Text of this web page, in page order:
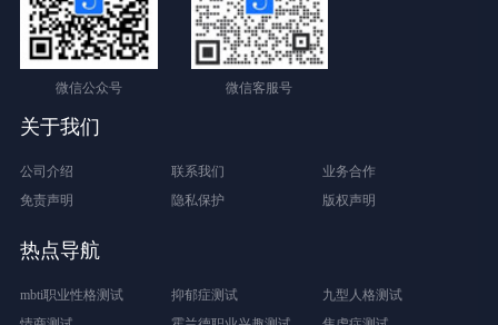
微信公众号 微信客服号
关于我们
公司介绍 联系我们
业务合作
免责声明
隐私保护 版权声明
热点导航
mbti职业性格测试 抑郁症测试
九型人格测试